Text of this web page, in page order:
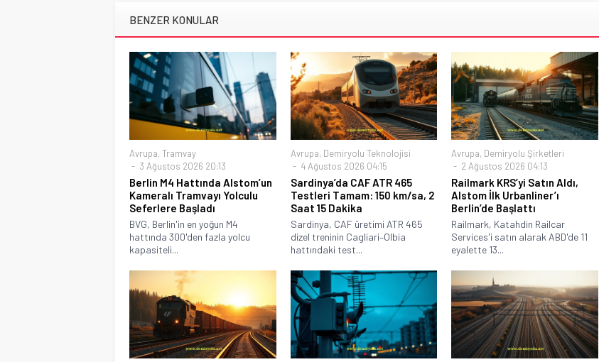
BENZER KONULAR
Avrupa, Tramvay
3 Ağustos 2026 20:13
Berlin M4 Hattında Alstom’un
Kameralı Tramvayı Yolculu
Seferlere Başladı
BVG, Berlin'in en yoğun M4
hattında 300'den fazla yolcu
kapasiteli...
Avrupa, Demiryolu Teknolojisi
4 Ağustos 2026 04:15
Sardinya’da CAF ATR 465
Testleri Tamam: 150 km/sa, 2
Saat 15 Dakika
Sardinya, CAF üretimi ATR 465
dizel treninin Cagliari–Olbia
hattındaki test...
Avrupa, Demiryolu Şirketleri
2 Ağustos 2026 04:13
Railmark KRS’yi Satın Aldı,
Alstom İlk Urbanliner’ı
Berlin’de Başlattı
Railmark, Katahdin Railcar
Services'i satın alarak ABD'de 11
eyalette 13...